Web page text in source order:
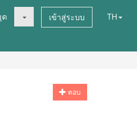
ด เข้าสู่ระบบ TH
ตอบ